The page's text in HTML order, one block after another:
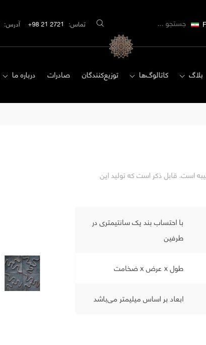
تماس: 2721 21 98+ آدرس:
بلاگ کاتالوگ‌ها توزیع‌کنندگان صادرات درباره ما
است. قابل ذکر است که تولید این
با احتساب بند یک سانتیمتری در
طرفین
طول x عرض x ضخامت
ابعاد بر اساس میلیمتر می‌باشد